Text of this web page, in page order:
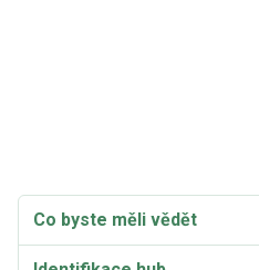
Co byste měli vědět